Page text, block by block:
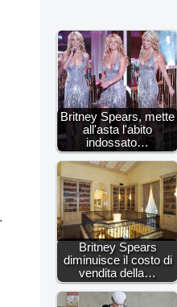
Britney Spears, mette
all'asta l'abito
indossato…
Britney Spears
diminuisce il costo di
vendita della…